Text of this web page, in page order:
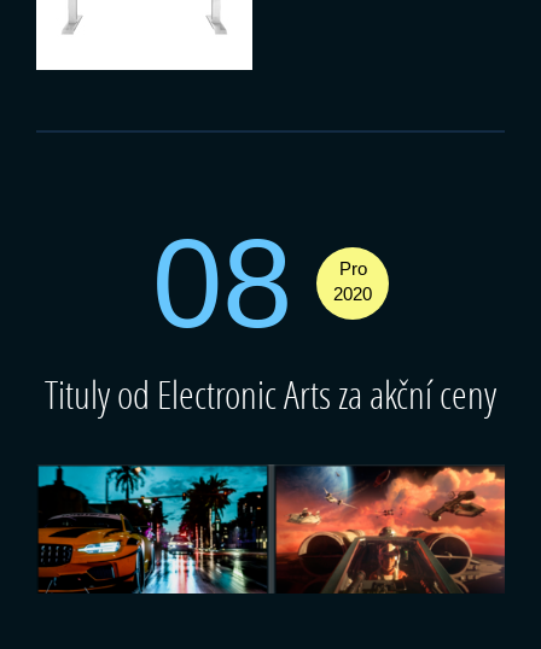
08
Pro
2020
Tituly od Electronic Arts za akční ceny